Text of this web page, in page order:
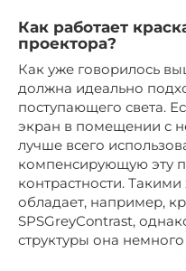
Как работает
проектора?
Как уже говорилось
должна идеально
поступающего света.
экран в помещении с
лучше всего
компенсирующую эту
контрастности.
обладает, например,
SPSGreyContrast,
структуры она немного